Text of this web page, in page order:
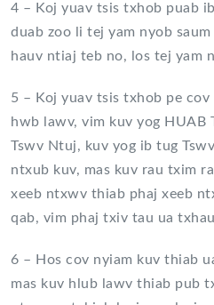
4 – Koj yuav tsis txhob puab
duab zoo li tej yam nyob
hauv ntiaj teb no, los tej yam
5 – Koj yuav tsis txhob pe
hwb lawv, vim kuv yog HUAB
Tswv Ntuj, kuv yog ib tug
ntxub kuv, mas kuv rau txim
xeeb ntxwv thiab phaj xeeb
qab, vim phaj txiv tau ua
6 – Hos cov nyiam kuv thiab
mas kuv hlub lawv thiab pub